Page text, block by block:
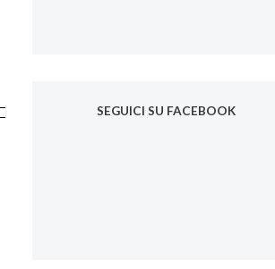
SEGUICI SU FACEBOOK